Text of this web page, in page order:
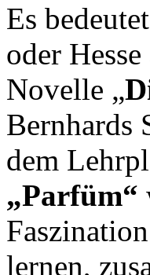
Es
oder
Novelle „
Bernhards
dem
„Parfüm“
lernen,